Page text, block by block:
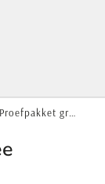
Proefpakket groene thee